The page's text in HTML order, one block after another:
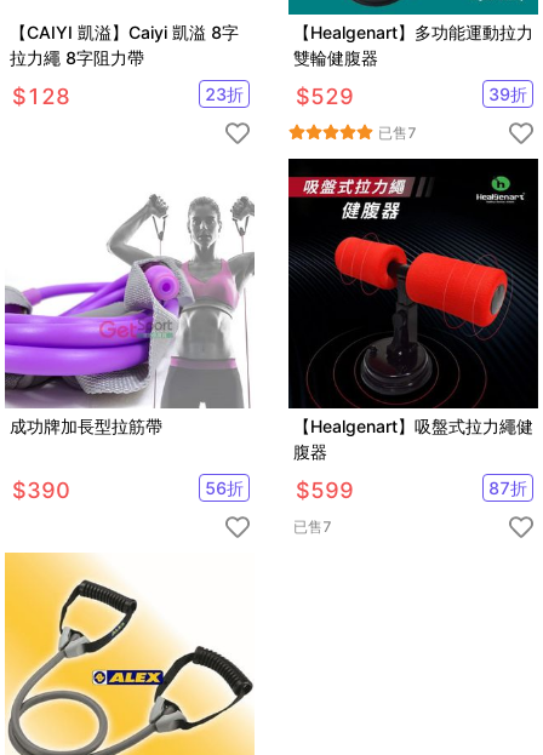
【CAIYI 凱溢】Caiyi 凱溢 8字
拉力繩 8字阻力帶
$128 23折
【Healgenart】多功能運動拉力
雙輪健腹器
$529 39折
已售7
成功牌加長型拉筋帶
$390 56折
【Healgenart】吸盤式拉力繩健
腹器
$599 87折
已售7